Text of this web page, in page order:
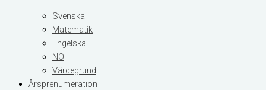
Svenska
Matematik
Engelska
NO
Värdegrund
Årsprenumeration